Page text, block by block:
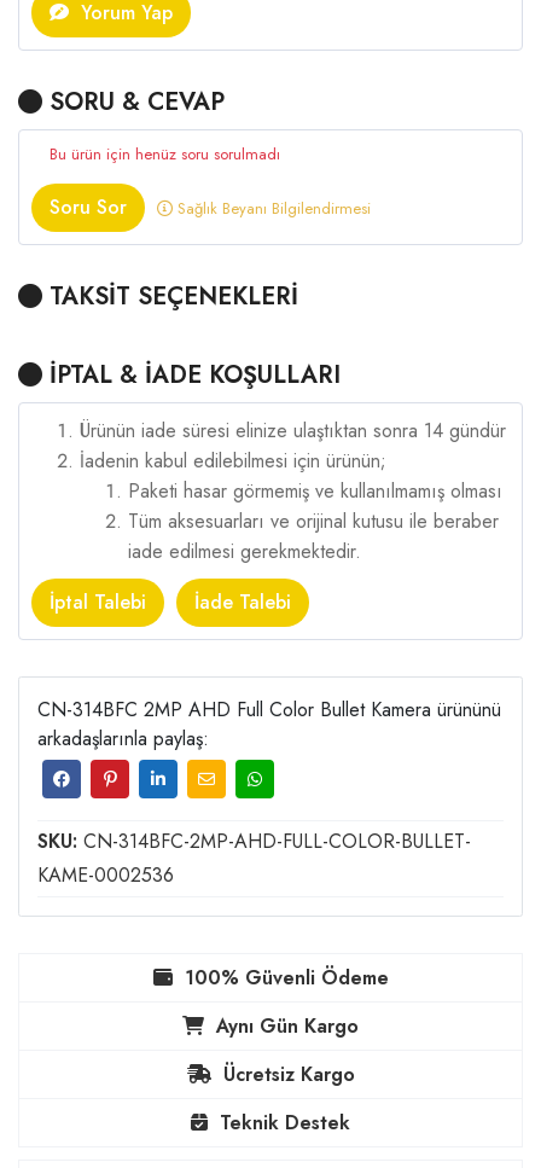
Yorum Yap
SORU & CEVAP
Bu ürün için henüz soru sorulmadı
Soru Sor Sağlık Beyanı Bilgilendirmesi
TAKSİT SEÇENEKLERİ
İPTAL & İADE KOŞULLARI
Ürünün iade süresi elinize ulaştıktan sonra 14 gündür
İadenin kabul edilebilmesi için ürünün;
Paketi hasar görmemiş ve kullanılmamış olması
Tüm aksesuarları ve orijinal kutusu ile beraber
iade edilmesi gerekmektedir.
İptal Talebi
İade Talebi
CN-314BFC 2MP AHD Full Color Bullet Kamera ürününü
arkadaşlarınla paylaş:
SKU: CN-314BFC-2MP-AHD-FULL-COLOR-BULLET-
KAME-0002536
100% Güvenli Ödeme
Aynı Gün Kargo
Ücretsiz Kargo
Teknik Destek